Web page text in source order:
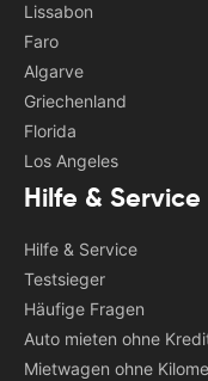
Lissabon
Faro
Algarve
Griechenland
Florida
Los Angeles
Hilfe & Service
Hilfe & Service
Testsieger
Häufige Fragen
Auto mieten ohne
Mietwagen ohne